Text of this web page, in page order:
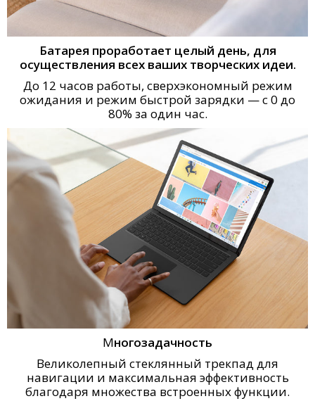
Батарея проработает целый день, для
осуществления всех ваших творческих идеи.
До 12 часов работы, сверхэкономный режим
ожидания и режим быстрой зарядки — с 0 до
80% за один час.
Многозадачность
Великолепный стеклянный трекпад для
навигации и максимальная эффективность
благодаря множества встроенных функции.